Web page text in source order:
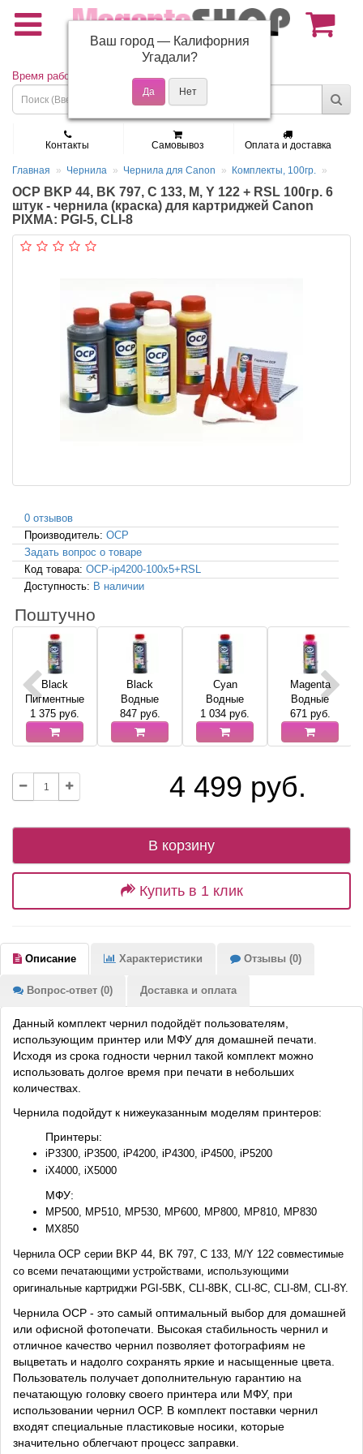
(495) 150-01-37
Время работы: Пн - Пт 9:30 - 19:00
Контакты Самовывоз Оплата и доставка
Главная Чернила Чернила для Canon Комплекты, 100гр.
OCP BKP 44, BK 797, C 133, M, Y 122 + RSL 100гр. 6
штук - чернила (краска) для картриджей Canon
PIXMA: PGI-5, CLI-8
0 отзывов
Производитель: OCP
Задать вопрос о товаре
Код товара: OCP-ip4200-100x5+RSL
Доступность: В наличии
Поштучно
Black
Пигментные
1 375 руб.
Black
Водные
847руб.
Cyan
Водные
1 034 руб.
Magenta
Водные
671руб.
4 499 руб.
В корзину
Купить в 1 клик
Описание Характеристики Отзывы (0)
Вопрос-ответ (0) Доставка и оплата
Данный комплект чернил подойдёт пользователям,
использующим принтер или МФУ для домашней печати.
Исходя из срока годности чернил такой комплект можно
использовать долгое время при печати в небольших
количествах.
Чернила подойдут к нижеуказанным моделям принтеров:
Принтеры:
iP3300, iP3500, iP4200, iP4300, iP4500, iP5200
iX4000, iX5000
МФУ:
MP500, MP510, MP530, MP600, MP800, MP810, MP830
MX850
Чернила OCP серии BKP 44, BK 797, C 133, M/Y 122 совместимые
со всеми печатающими устройствами, использующими
оригинальные картриджи PGI-5BK, CLI-8BK, CLI-8C, CLI-8M, CLI-8Y.
Чернила OCP - это самый оптимальный выбор для домашней
или офисной фотопечати. Высокая стабильность чернил и
отличное качество чернил позволяет фотографиям не
выцветать и надолго сохранять яркие и насыщенные цвета.
Пользователь получает дополнительную гарантию на
печатающую головку своего принтера или МФУ, при
использовании чернил OCP. В комплект поставки чернил
входят специальные пластиковые носики, которые
значительно облегчают процесс заправки.
Ваш город — Калифорния
Угадали?